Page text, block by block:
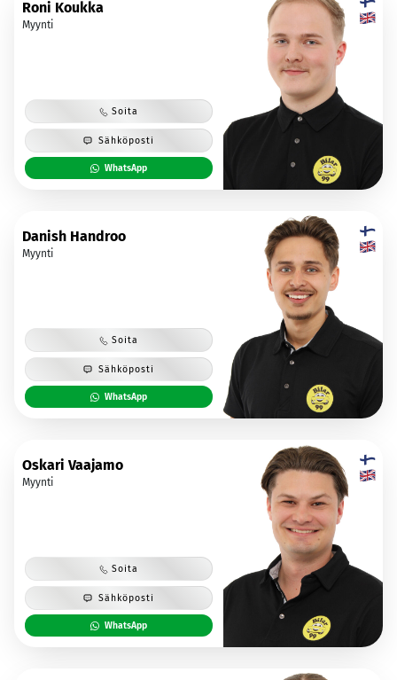
Roni Koukka
Myynti
Soita
Sähköposti
WhatsApp
Danish Handroo
Myynti
Soita
Sähköposti
WhatsApp
Oskari Vaajamo
Myynti
Soita
Sähköposti
WhatsApp